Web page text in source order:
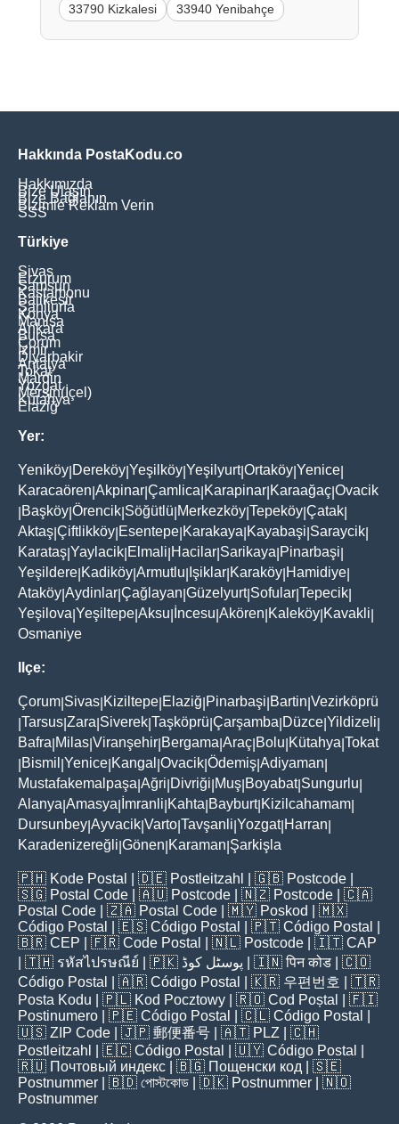
33790 Kizkalesi
33940 Yenibahçe
Hakkında PostaKodu.co
Hakkımızda
Bize Ulaşın
Bize Bağlanın
Bizimle Reklam Verin
SSS
Türkiye
Sivas
Erzurum
Samsun
Kastamonu
Balikesir
Şanliurfa
Konya
Manisa
Ankara
Bursa
Çorum
İzmir
Diyarbakir
Antalya
Tokat
Mardin
Yozgat
Mersin(İçel)
Kütahya
Elaziğ
Yer:
Yeniköy Dereköy Yeşilköy Yeşilyurt|Ortaköy Yenice
Karacaören Akpinar Çamlica Karapinar Karaağaç Ovacik
Başköy Örencik Söğütlü Merkezköy Tepeköy Çatak
Aktaş Çiftlikköy Esentepe Karakaya Kayabaşi Saraycik
Karataş Yaylacik Elmali Hacilar Sarikaya Pinarbaşi
Yeşildere Kadiköy Armutlu Işiklar Karaköy Hamidiye
Ataköy Aydinlar Çağlayan Güzelyurt| Sofular Tepecik
Yeşilova Yeşiltepe Aksu İncesu Akören Kaleköy Kavakli
Osmaniye
Ilçe:
Çorum Sivas Kiziltepe Elaziğ Pinarbaşi Bartin Vezirköprü
Tarsus Zara Siverek Taşköprü Çarşamba Düzce Yildizeli
Bafra Milas Viranşehir Bergama Araç Bolu Kütahya Tokat
Bismil Yenice Kangal Ovacik Ödemiş Adiyaman
Mustafakemalpaşa Ağri Divriği Muş Boyabat| Sungurlu
Alanya Amasya İmranli Kahta Bayburt| Kizilcahamam
Dursunbey Ayvacik Varto Tavşanli Yozgat| Harran
Karadenizereğli Gönen Karaman Şarkişla
🇵🇭 Kode Postal | 🇩🇪 Postleitzahl | 🇬🇧 Postcode
🇸🇬 Postal Code | 🇦🇺 Postcode | 🇳🇿 Postcode | 🇨🇦
Postal Code | 🇿🇦 Postal Code | 🇲🇾 Poskod
| 🇲🇽
Código Postal
| 🇪🇸 Código Postal | 🇵🇹 Código Postal
🇧🇷 CEP | 🇫🇷 Code Postal | 🇳🇱 Postcode | 🇮🇹 CAP
| 🇹🇭 รหัสไปรษณีย์ | 🇵🇰 پوسٹل کوڈ | 🇮🇳पिन कोड | 🇨🇴
Código Postal
| 🇦🇷 Código Postal | 🇰🇷 우편번호
| 🇹🇷
Posta Kodu | 🇵🇱 Kod Pocztowy | 🇷🇴 Cod Poștal
| 🇫🇮
Postinumero | 🇵🇪 Código Postal | 🇨🇱 Código Postal
🇺🇸 ZIP Code | 🇯🇵 郵便番号 | 🇦🇹 PLZ | 🇨🇭
Postleitzahl
| 🇪🇨 Código Postal | 🇺🇾 Código Postal
🇷🇺 Почтовый индекс | 🇧🇬 Пощенски код | 🇸🇪
Postnummer | 🇧🇩 পোস্টকোড | 🇩🇰 Postnummer | 🇳🇴
Postnummer